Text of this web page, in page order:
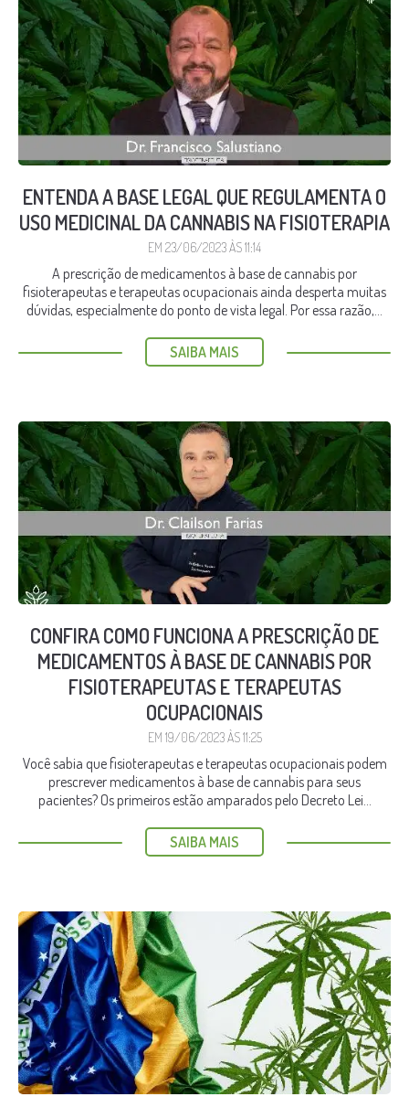
ENTENDA A BASE LEGAL QUE REGULAMENTA O
USO MEDICINAL DA CANNABIS NA FISIOTERAPIA
EM 23/06/2023 ÀS 11:14
A prescrição de medicamentos à base de cannabis por
fisioterapeutas e terapeutas ocupacionais ainda desperta muitas
dúvidas, especialmente do ponto de vista legal. Por essa razão,...
SAIBA MAIS
CONFIRA COMO FUNCIONA A PRESCRIÇÃO DE
MEDICAMENTOS À BASE DE CANNABIS POR
FISIOTERAPEUTAS E TERAPEUTAS
OCUPACIONAIS
EM 19/06/2023 ÀS 11:25
Você sabia que fisioterapeutas e terapeutas ocupacionais podem
prescrever medicamentos à base de cannabis para seus
pacientes? Os primeiros estão amparados pelo Decreto Lei...
SAIBA MAIS